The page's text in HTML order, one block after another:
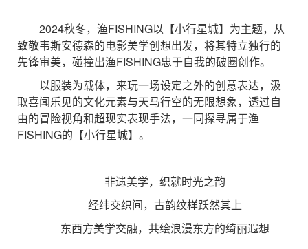
2024秋冬，渔FISHING以【小行星城】为主题，从
致敬韦斯安德森的电影美学创想出发，将其特立独行的
先锋审美，碰撞出渔FISHING忠于自我的破圈创作。
以服装为载体，来玩一场设定之外的创意表达，汲
取喜闻乐见的文化元素与天马行空的无限想象，透过自
由的冒险视角和超现实表现手法，一同探寻属于渔
FISHING的【小行星城】。
非遗美学，织就时光之韵
经纬交织间，古韵纹样跃然其上
东西方美学交融，共绘浪漫东方的绮丽遐想